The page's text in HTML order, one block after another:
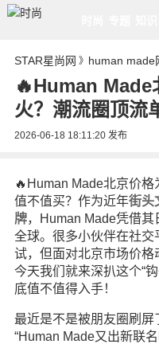
STAR星尚网 》 human made
🔥Human Made
火？潮流圈顶流
2026-06-18 18:11:20发布
🔥Human Made北京价格
值不值买？作为近年街头
牌，Human Made凭借其
全球。很多小伙伴在社交
试，但面对北京市场价格
今天我们就来深扒这个“
底值不值得入手！
最近是不是被朋友圈刷屏
“Human Made又出新联